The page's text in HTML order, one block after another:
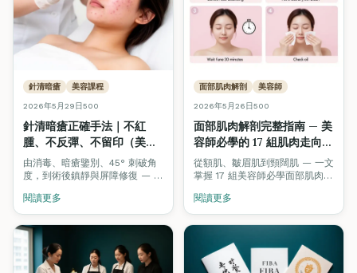
針清暗瘡 美容課程
2026年5月29日500
針清暗瘡正確手法｜不紅
腫、不反彈、不留印（美容
初學者完整教學・ITEC /
VTCT 考核標準）
由消毒、暗瘡鑒別、45° 刺破角
度，到術後鎮靜與屏障修復 — 一
操作流程（SOP），對應 ITEC /
VTCT 國際美容認證實操考核要
求。
閱讀更多
面部肌肉解剖 美容師
2026年5月26日500
面部肌肉解剖完整指南 — 美
容師必學的 17 組肌肉走向、
按摩手法與激光治療對應
（2026）
從額肌、皺眉肌到頸闊肌 — 一文
掌握 17 組美容師必學面部肌肉的
激光 / 紋眉 / Hifu 治療參考。附
互動 3D 解剖模型。
閱讀更多